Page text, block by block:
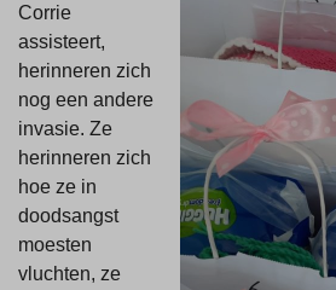
Corrie
assisteert,
herinneren zich
nog een andere
invasie. Ze
herinneren zich
hoe ze in
doodsangst
moesten
vluchten, ze